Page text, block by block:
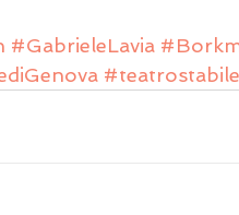
#GabrieleLavia